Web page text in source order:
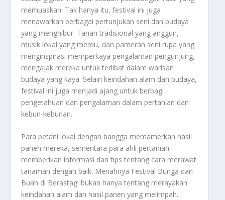
memuaskan. Tak hanya itu, festival ini juga
menawarkan berbagai pertunjukan seni dan budaya
yang menghibur. Tarian tradisional yang anggun,
musik lokal yang merdu, dan pameran seni rupa yang
menginspirasi memperkaya pengalaman pengunjung,
mengajak mereka untuk terlibat dalam warisan
budaya yang kaya. Selain keindahan alam dan budaya,
festival ini juga menjadi ajang untuk berbagi
pengetahuan dan pengalaman dalam pertanian dan
kebun-kebunan.
Para petani lokal dengan bangga memamerkan hasil
panen mereka, sementara para ahli pertanian
memberikan informasi dan tips tentang cara merawat
tanaman dengan baik. Meriahnya Festival Bunga dan
Buah di Berastagi bukan hanya tentang merayakan
keindahan alam dan hasil panen yang melimpah.